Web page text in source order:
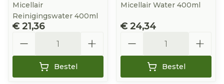
Micellair
Reinigingswater 400ml
€ 21,36
Bestel
Micellair Water 400ml
€ 24,34
Bestel